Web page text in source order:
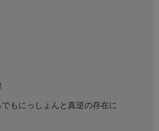
もにっしょんと真逆の存在に